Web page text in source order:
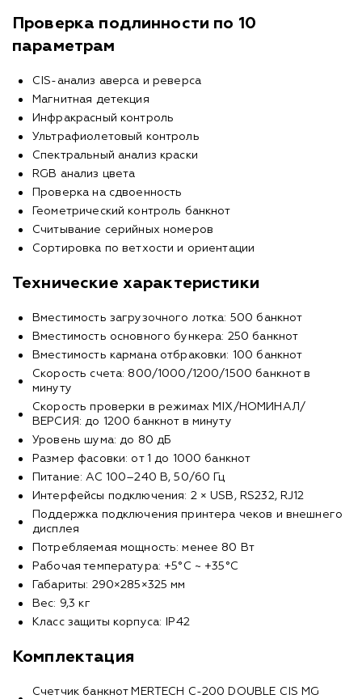
Проверка подлинности по 10
параметрам
CIS-анализ аверса и реверса
Магнитная детекция
Инфракрасный контроль
Ультрафиолетовый контроль
Спектральный анализ краски
RGB анализ цвета
Проверка на сдвоенность
Геометрический контроль банкнот
Считывание серийных номеров
Сортировка по ветхости и ориентации
Технические характеристики
Вместимость загрузочного лотка: 500 банкнот
Вместимость основного бункера: 250 банкнот
Вместимость кармана отбраковки: 100 банкнот
Скорость счета: 800/1000/1200/1500 банкнот в
минуту
Скорость проверки в режимах MIX/НОМИНАЛ/
ВЕРСИЯ: до 1200 банкнот в минуту
Уровень шума: до 80 дБ
Размер фасовки: от 1 до 1000 банкнот
Питание: AC 100–240 В, 50/60 Гц
Интерфейсы подключения: 2 × USB, RS232, RJ12
Поддержка подключения принтера чеков и внешнего
дисплея
Потребляемая мощность: менее 80 Вт
Рабочая температура: +5°С ~ +35°С
Габариты: 290×285×325 мм
Вес: 9,3 кг
Класс защиты корпуса: IP42
Комплектация
Счетчик банкнот MERTECH C-200 DOUBLE CIS MG